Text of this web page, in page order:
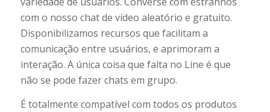
com o nosso chat de vídeo aleatório e gratuito.
Disponibilizamos recursos que facilitam a
comunicação entre usuários, e aprimoram a
interação. A única coisa que falta no Line é que
não se pode fazer chats em grupo.
É totalmente compatível com todos os produtos